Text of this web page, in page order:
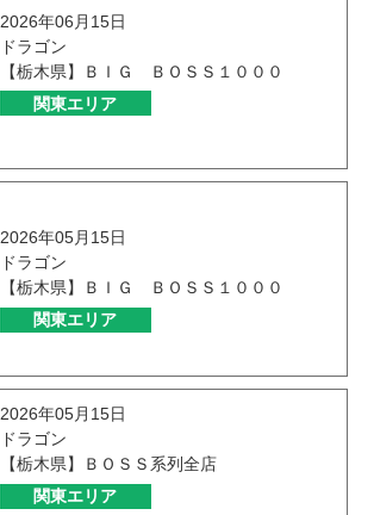
2026年06月15日
ドラゴン
【栃木県】ＢＩＧ ＢＯＳＳ１０００
関東エリア
2026年05月15日
ドラゴン
【栃木県】ＢＩＧ ＢＯＳＳ１０００
関東エリア
2026年05月15日
ドラゴン
【栃木県】ＢＯＳＳ系列全店
関東エリア